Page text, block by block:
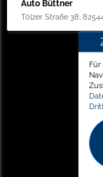
Auto Büttner
Tölzer Straße 38,